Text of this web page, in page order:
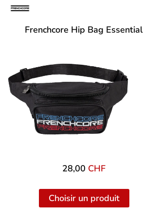
Frenchcore Hip Bag Essential
28,00 CHF
Choisir un produit